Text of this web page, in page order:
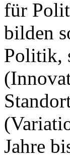
für
bilden
Politik,
Jahre